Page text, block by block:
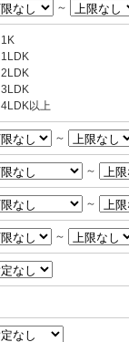
～
1K
1LDK
2LDK
3LDK
4LDK以上
～
～
～
～